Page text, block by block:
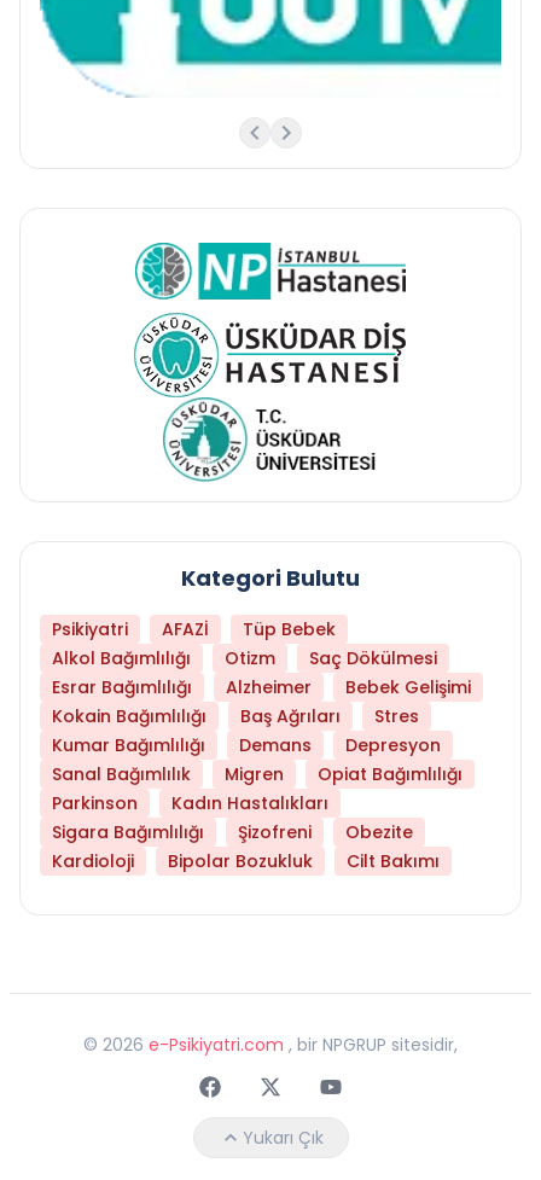
Kategori Bulutu
Psikiyatri AFAZİ
Tüp Bebek
Alkol Bağımlılığı
Otizm
Saç Dökülmesi
Esrar Bağımlılığı
Alzheimer
Bebek Gelişimi
Kokain Bağımlılığı
Baş Ağrıları
Stres
Kumar Bağımlılığı
Demans
Depresyon
Sanal Bağımlılık
Migren
Opiat Bağımlılığı
Parkinson
Kadın Hastalıkları
Sigara Bağımlılığı
Şizofreni
Obezite
Kardioloji
Bipolar Bozukluk Cilt Bakımı
© 2026 e-Psikiyatri.com , bir NPGRUP sitesidir,
FaceebokTwitterYoutube
Yukarı Çık